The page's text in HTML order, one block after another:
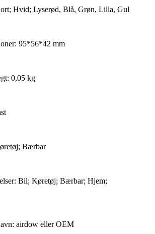
Hvid; Lyserød, Blå, Grøn, Lilla, Gul
95*56*42 mm
0,05 kg
Bærbar
Bil; Køretøj; Bærbar; Hjem;
airdow eller OEM